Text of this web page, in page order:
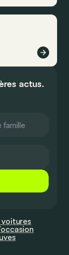
actus.